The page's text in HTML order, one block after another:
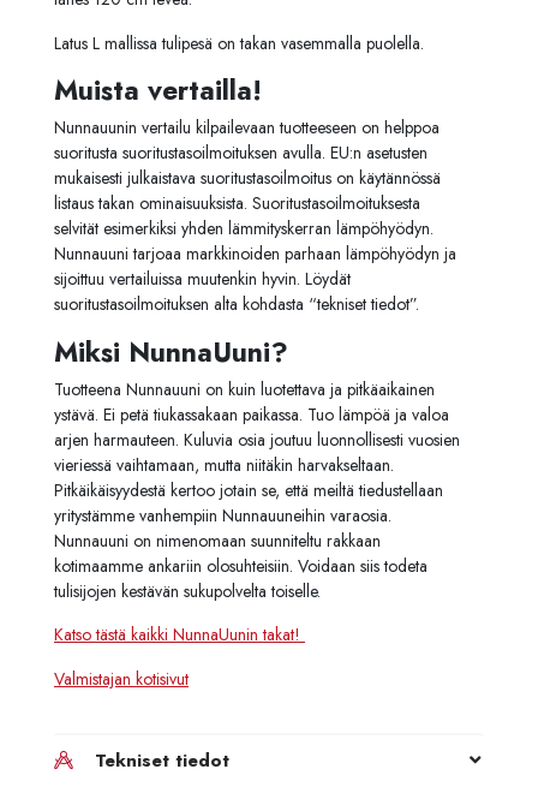
Latus L mallissa tulipesä on takan vasemmalla puolella.
Muista vertailla!
Nunnauunin vertailu kilpailevaan tuotteeseen on helppoa
suoritusta suoritustasoilmoituksen avulla. EU:n asetusten
mukaisesti julkaistava suoritustasoilmoitus on käytännössä
listaus takan ominaisuuksista. Suoritustasoilmoituksesta
selvität esimerkiksi yhden lämmityskerran lämpöhyödyn.
Nunnauuni tarjoaa markkinoiden parhaan lämpöhyödyn ja
sijoittuu vertailuissa muutenkin hyvin. Löydät
suoritustasoilmoituksen alta kohdasta “tekniset tiedot”.
Miksi NunnaUuni?
Tuotteena Nunnauuni on kuin luotettava ja pitkäaikainen
ystävä. Ei petä tiukassakaan paikassa. Tuo lämpöä ja valoa
arjen harmauteen. Kuluvia osia joutuu luonnollisesti vuosien
vieriessä vaihtamaan, mutta niitäkin harvakseltaan.
Pitkäikäisyydestä kertoo jotain se, että meiltä tiedustellaan
yritystämme vanhempiin Nunnauuneihin varaosia.
Nunnauuni on nimenomaan suunniteltu rakkaan
kotimaamme ankariin olosuhteisiin. Voidaan siis todeta
tulisijojen kestävän sukupolvelta toiselle.
Katso tästä kaikki NunnaUunin takat!
Valmistajan kotisivut
Tekniset tiedot